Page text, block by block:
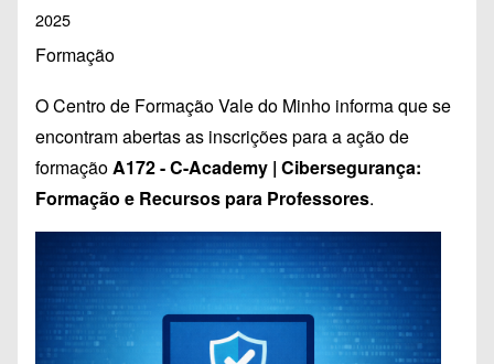
2025
Formação
O Centro de Formação Vale do Minho informa que se
encontram abertas as inscrições para a ação de
formaçãoA172 - C-Academy | Cibersegurança:
Formação e Recursos para Professores.